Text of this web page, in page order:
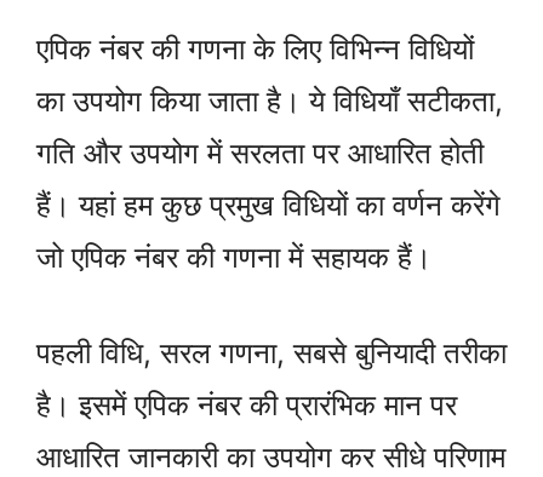
एपिक नंबर की गणना के लिए विभिन्न विधियों
का उपयोग किया जाता है। ये विधियाँ सटीकता,
गति और उपयोग में सरलता पर आधारित होती
हैं। यहां हम कुछ प्रमुख विधियों का वर्णन करेंगे
जो एपिक नंबर की गणना में सहायक हैं।
पहली विधि, सरल गणना, सबसे बुनियादी तरीका
है। इसमें एपिक नंबर की प्रारंभिक मान पर
आधारित जानकारी का उपयोग कर सीधे परिणाम